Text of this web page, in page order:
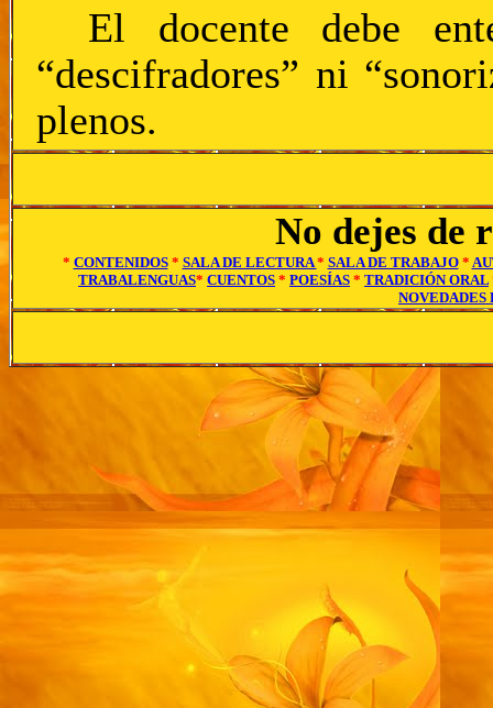
El docente debe
“descifradores” ni
plenos.
No dejes de
* CONTENIDOS* SALA DE LECTURA* SALA DE TRABAJO*
TRABALENGUAS* CUENTOS * POESÍAS * TRADICIÓN ORAL